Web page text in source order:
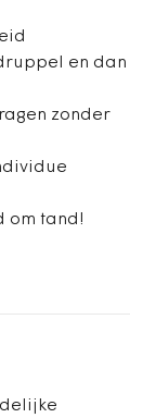
en dan
zonder
om tand!